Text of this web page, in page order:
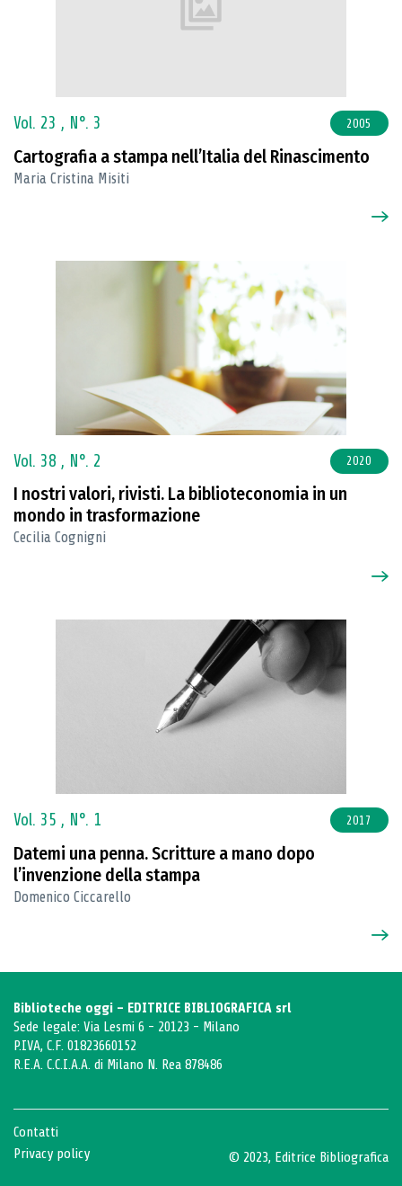
Vol. 23 , N°. 3 2005
Cartografia a stampa nell’Italia del Rinascimento
Maria Cristina Misiti
Vol. 38 , N°. 2 2020
I nostri valori, rivisti. La biblioteconomia in un
mondo in trasformazione
Cecilia Cognigni
Vol. 35 , N°. 1 2017
Datemi una penna. Scritture a mano dopo
l’invenzione della stampa
Domenico Ciccarello
Biblioteche oggi - EDITRICE BIBLIOGRAFICA srl
Sede legale: Via Lesmi 6 - 20123 - Milano
P.IVA, C.F. 01823660152
R.E.A. C.C.I.A.A. di Milano N. Rea 878486
Contatti
Privacy policy
© 2023, Editrice Bibliografica